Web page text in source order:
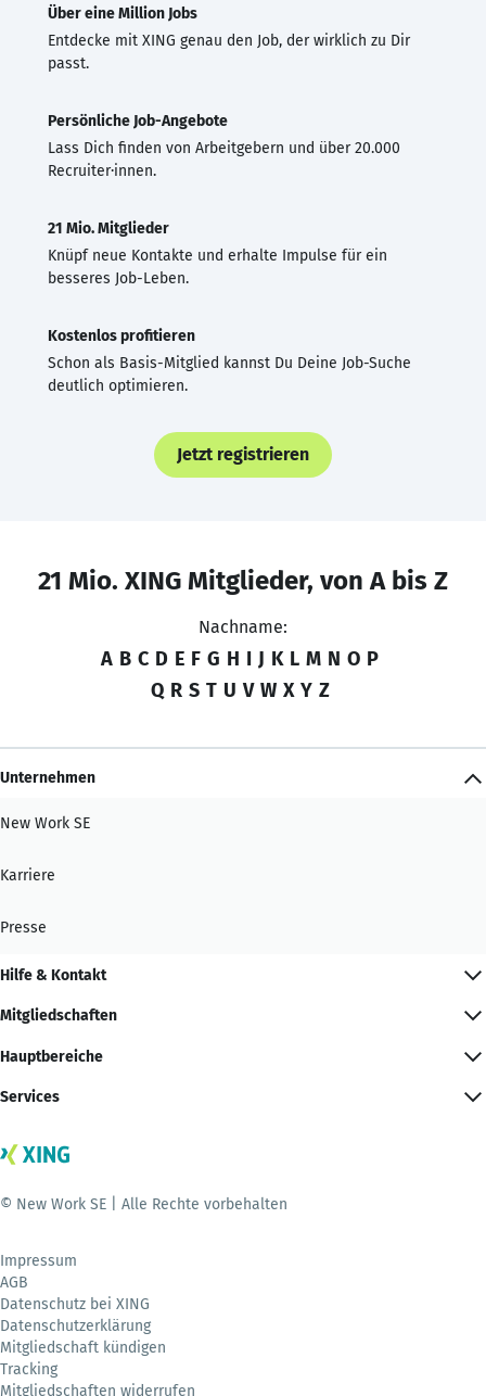
Über eine Million Jobs
Entdecke mit XING genau den Job, der wirklich zu Dir
passt.
Persönliche Job-Angebote
Lass Dich finden von Arbeitgebern und über 20.000
Recruiter·innen.
21 Mio. Mitglieder
Knüpf neue Kontakte und erhalte Impulse für ein
besseres Job-Leben.
Kostenlos profitieren
Schon als Basis-Mitglied kannst Du Deine Job-Suche
deutlich optimieren.
Jetzt registrieren
21 Mio. XING Mitglieder, von A bis Z
Nachname:
A B C D E F G H I J K L M N O P
Q R S T U V W X Y Z
Unternehmen
New Work SE
Karriere
Presse
Hilfe & Kontakt
Mitgliedschaften
Hauptbereiche
Services
© New Work SE | Alle Rechte vorbehalten
Impressum
AGB
Datenschutz bei XING
Datenschutzerklärung
Mitgliedschaft kündigen
Tracking
Mitgliedschaften widerrufen